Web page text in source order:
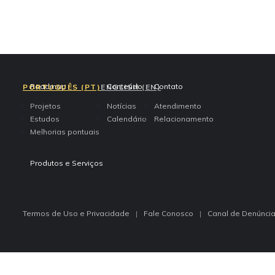
access-the-page
Roadmap
Projetos
Estudos
Melhorias pontuais
access-the-page
Conteúdo
Notícias
Calendário
access-the-page
Contato
Atendimento
Relacionamento
access-the-page
Produtos e Serviços
PORTUGUÊS (PT) ENGLISH (EN)
Termos de Uso e Privacidade Fale Conosco Canal de